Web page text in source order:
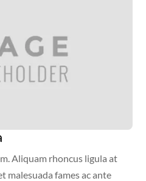
Aliquam rhoncus ligula at
malesuada fames ac ante